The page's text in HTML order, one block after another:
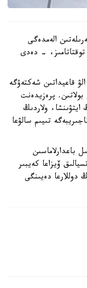
الەمدەگى
- دەدى
قاعيداتىن شەكتەۋگە
بولاتىن. پرەزيدەنت
ولاردىڭ
تىيىم سالۋعا
باعدارلاماسىن
ۆيزاعا كەيبىر
بەرۋشىلەر 100 مىڭنان 250 مىڭ دوللارعا دەيىنگى